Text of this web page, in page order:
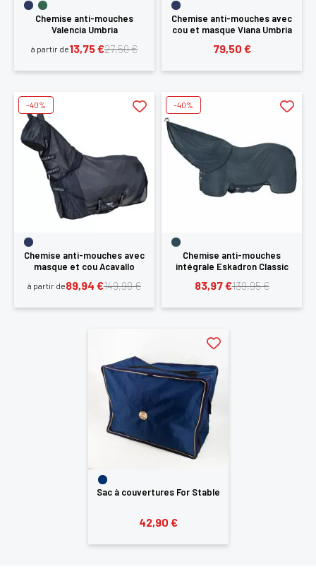
Chemise anti-mouches
Valencia Umbria
à partir de 27,50 €
13,75 €
Chemise anti-mouches avec
cou et masque Viana Umbria
79,50 €
Chemise anti-mouches avec
masque et cou Acavallo
à partir de 149,90 €
89,94 €
-40%
Chemise anti-mouches
intégrale Eskadron Classic
139,95 €
83,97 €
-40%
Sac à couvertures For Stable
42,90 €